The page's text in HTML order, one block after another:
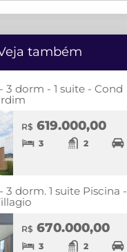
também
3 dorm - 1 suite - Cond
R$619.000,00
3 2
3 dorm. 1 suite Piscina -
R$670.000,00
3 2